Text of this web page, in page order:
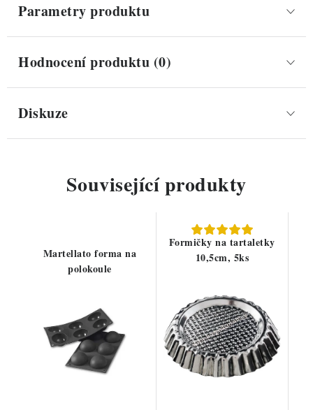
Parametry produktu
Hodnocení produktu (0)
Diskuze
Související produkty
Martellato forma na
polokoule
Formičky na tartaletky
10,5cm, 5ks